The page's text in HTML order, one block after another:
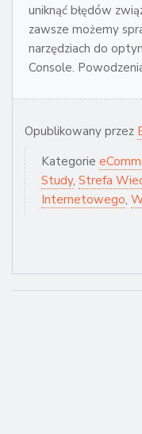
uniknąć błędów
zawsze możemy
narzędziach do
Console.
Opublikowany przez
Kategorie
Study, Strefa
Internetowego,